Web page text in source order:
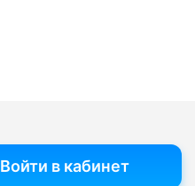
Войти в кабинет